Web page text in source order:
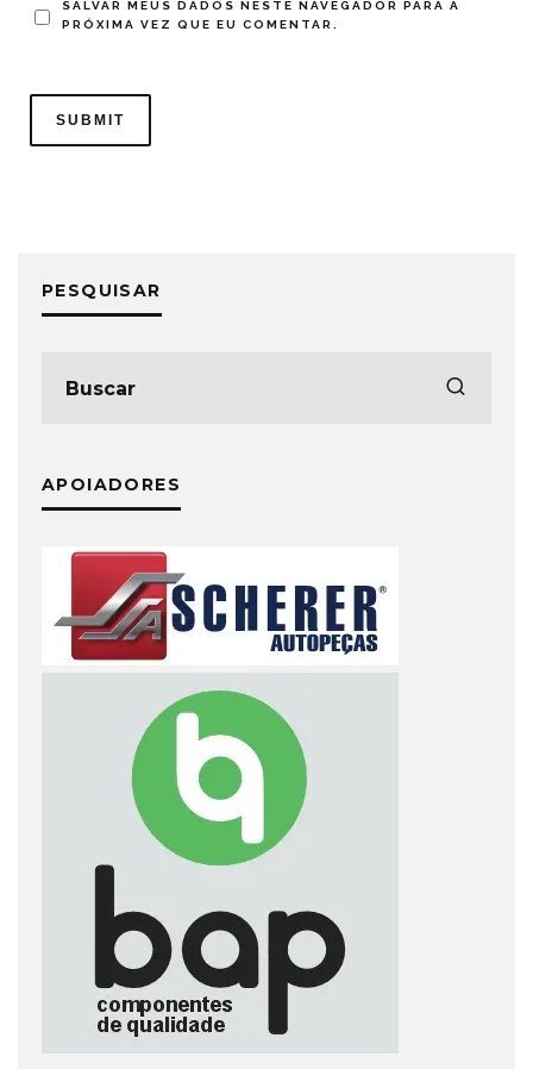
SALVAR MEUS DADOS NESTE NAVEGADOR PARA A
PRÓXIMA VEZ QUE EU COMENTAR.
PESQUISAR
APOIADORES